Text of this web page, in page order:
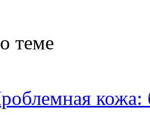
теме
кожа: